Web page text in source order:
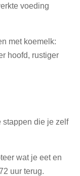
voeding
met koemelk:
hoofd, rustiger
stappen die je zelf
wat je eet en
uur terug.